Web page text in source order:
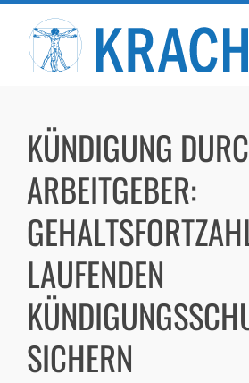
Skip
content
KÜNDIGUNG
ARBEITGEBER:
LAUFENDEN
SICHERN